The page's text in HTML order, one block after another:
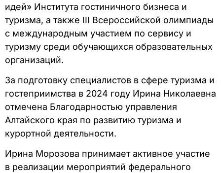
идей» Института гостиничного бизнеса и
туризма, а также III Всероссийской олимпиады
с международным участием по сервису и
туризму среди обучающихся образовательных
организаций.
За подготовку специалистов в сфере туризма и
гостеприимства в 2024 году Ирина Николаевна
отмечена Благодарностью управления
Алтайского края по развитию туризма и
курортной деятельности.
Ирина Морозова принимает активное участие
в реализации мероприятий федерального